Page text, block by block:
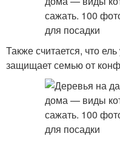
Также считается, что
защищает семью от